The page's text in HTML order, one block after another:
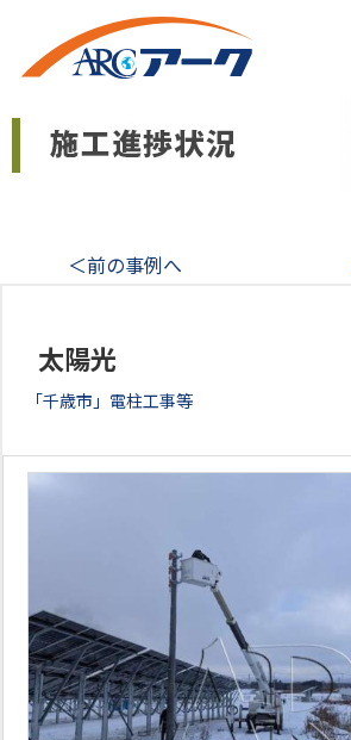
＜前の事例へ
太陽光
「千歳市」電柱工事等